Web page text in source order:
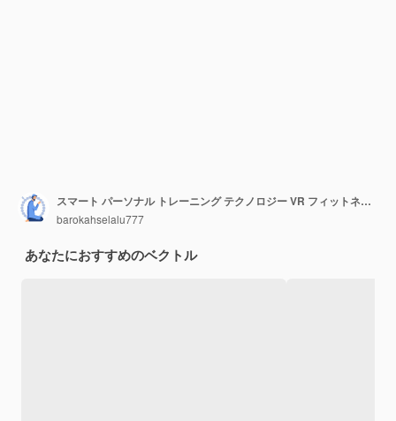
スマート パーソナル トレーニング テクノロジー VR フィットネス ジム スマート エクスペリエンス スポーツとフィットネス トラッカー セット フラット ベクトル モダンなイラスト
barokahselalu777
あなたにおすすめのベクトル